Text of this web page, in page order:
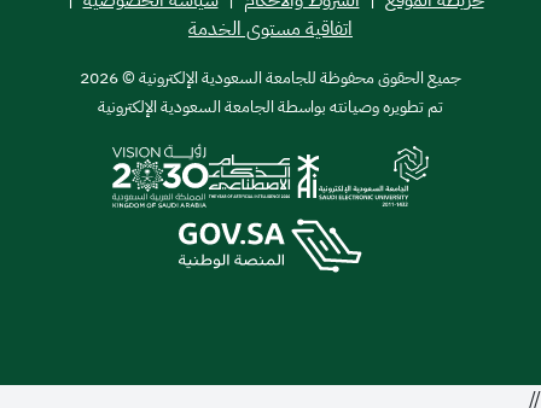
اتفاقية مستوى الخدمة
جميع الحقوق محفوظة للجامعة السعودية الإلكترونية © 2026
تم تطويره وصيانته بواسطة الجامعة السعودية الإلكترونية